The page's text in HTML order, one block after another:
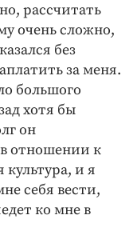
рассчитать
очень сложно,
без
за меня.
большого
хотя бы
он
в отношении к
культура, и я
себя вести,
ко мне в